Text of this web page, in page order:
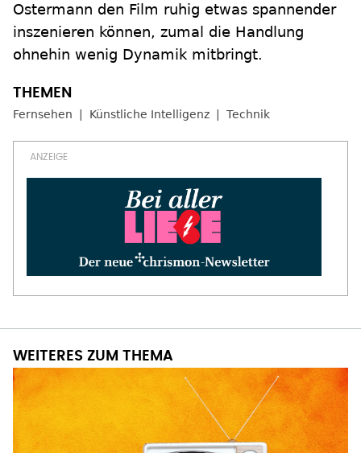
Ostermann den Film ruhig etwas spannender
inszenieren können, zumal die Handlung
ohnehin wenig Dynamik mitbringt.
Fernsehen Künstliche Intelligenz Technik
WEITERES ZUM THEMA